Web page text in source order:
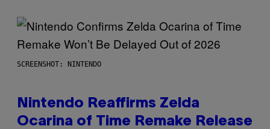
SCREENSHOT: NINTENDO
Nintendo Reaffirms Zelda
Ocarina of Time Remake Release